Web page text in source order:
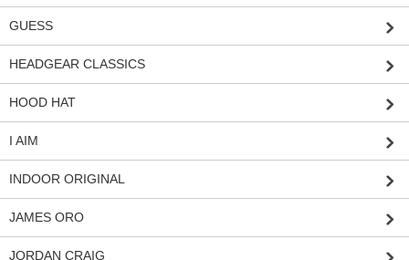
GUESS
HEADGEAR CLASSICS
HOOD HAT
I AIM
INDOOR ORIGINAL
JAMES ORO
JORDAN CRAIG